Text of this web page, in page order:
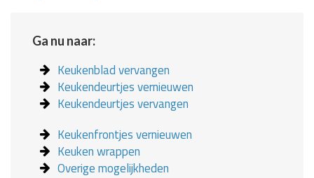
Ga nu naar:
Keukenblad vervangen
Keukendeurtjes vernieuwen
Keukendeurtjes vervangen
Keukenfrontjes vernieuwen
Keuken wrappen
Overige mogelijkheden